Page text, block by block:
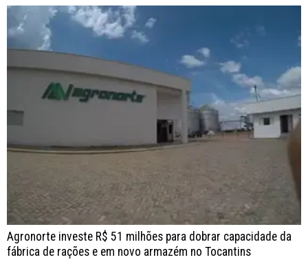
Agronorte investe R$ 51 milhões para dobrar capacidade da
fábrica de rações e em novo armazém no Tocantins